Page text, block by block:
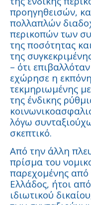
προηγηθεισών,
πολλαπλών
περικοπών των
της ποσότητας
της
– ότι
εχώρησε η
τεκμηριωμένης
της ένδικης
λόγω
σκεπτικό.
Από την άλλη
πρίσμα του
παρεχοµένης από
Ελλάδος, ήτοι
ιδιωτικού